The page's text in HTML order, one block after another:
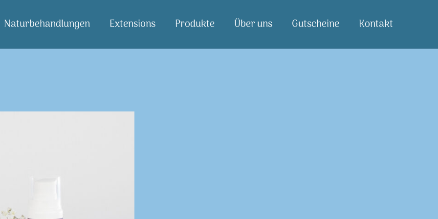
Naturbehandlungen Extensions Produkte Über uns Gutscheine Kontakt